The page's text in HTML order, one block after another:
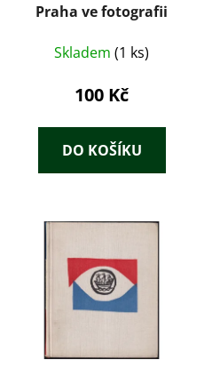
Praha ve fotografii
Skladem (1 ks)
100 Kč
DO KOŠÍKU